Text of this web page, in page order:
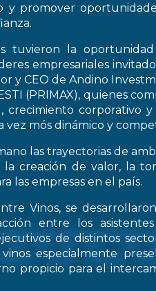
y promover
tuvieron la
empresariales
y CEO de Andino
(PRIMAX), quienes
crecimiento corporativo
mós dinámico y
las trayectorias de
la creación de valor, la
las empresas en el país.
Vinos, se
entre los
de distintos
especialmente
propicio para el